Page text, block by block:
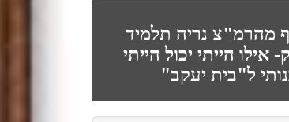
מהרמ"צ נריה תלמיד
אילו הייתי יכול הייתי
ל"בית יעקב"